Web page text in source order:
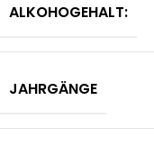
ALKOHOGEHALT:
JAHRGÄNGE